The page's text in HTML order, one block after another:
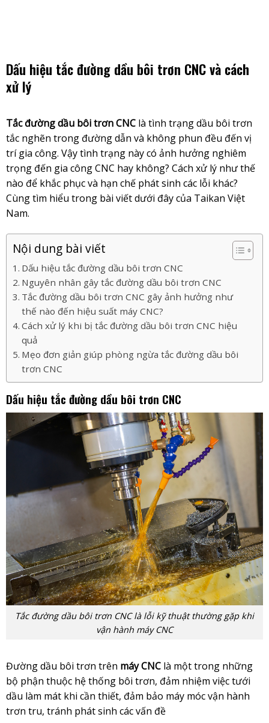
Dấu hiệu tắc đường dầu bôi trơn CNC và cách
xử lý
Tắc đường dầu bôi trơn CNClà tình trạng dầu bôi trơn
tắc nghẽn trong đường dẫn và không phun đều đến vị
trí gia công. Vậy tình trạng này có ảnh hưởng nghiêm
trọng đến gia công CNC hay không? Cách xử lý như thế
nào để khắc phục và hạn chế phát sinh các lỗi khác?
Cùng tìm hiểu trong bài viết dưới đây của Taikan Việt
Nam.
Nội dung bài viết
Dấu hiệu tắc đường dầu bôi trơn CNC
Nguyên nhân gây tắc đường dầu bôi trơn CNC
Tắc đường dầu bôi trơn CNC gây ảnh hưởng như
thế nào đến hiệu suất máy CNC?
Cách xử lý khi bị tắc đường dầu bôi trơn CNC hiệu
quả
Mẹo đơn giản giúp phòng ngừa tắc đường dầu bôi
trơn CNC
Dấu hiệu tắc đường dầu bôi trơn CNC
Tắc đường dầu bôi trơn CNC là lỗi kỹ thuật thường gặp khi
vận hành máy CNC
Đường dầu bôi trơn trên máy CNClà một trong những
bộ phận thuộc hệ thống bôi trơn, đảm nhiệm việc tưới
dầu làm mát khi cần thiết, đảm bảo máy móc vận hành
trơn tru, tránh phát sinh các vấn đề